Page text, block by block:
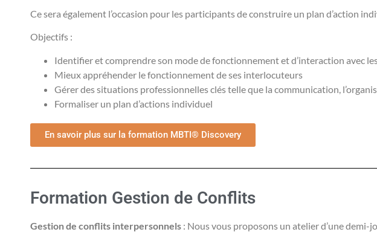
Ce sera également l’occasion pour les participants de construire un plan d’action
Objectifs :
Identifier et comprendre son mode de fonctionnement et d’interaction avec
Mieux appréhender le fonctionnement de ses interlocuteurs
Gérer des situations professionnelles clés telle que la communication,
Formaliser un plan d’actions individuel
En savoir plus sur la formation MBTI® Discovery
Formation Gestion de Conflits
Gestion de conflits interpersonnels : Nous vous proposons un atelier d’une